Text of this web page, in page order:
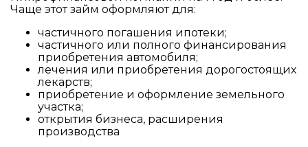
Чаще этот займ оформляют для:
частичного погашения ипотеки;
частичного или полного финансирования
приобретения автомобиля;
лечения или приобретения дорогостоящих
лекарств;
приобретение и оформление земельного
участка;
открытия бизнеса, расширения
производства